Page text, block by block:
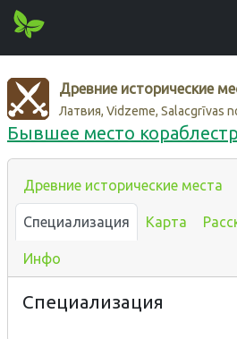
Древние исторические
Латвия, Vidzeme, Salacgrīvas
Бывшее место
Древние исторические места
Специализация Карта
Инфо
Специализация